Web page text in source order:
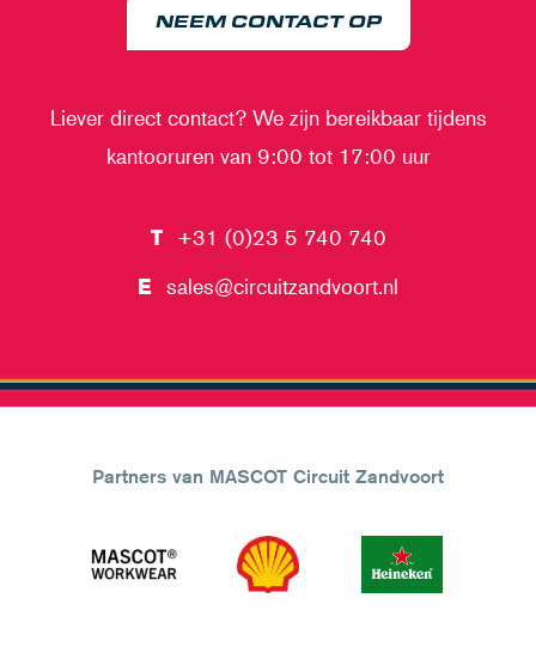
NEEM CONTACT OP
Liever direct contact? We zijn bereikbaar tijdens
kantooruren van 9:00 tot 17:00 uur
T
+31 (0)23 5 740 740
E sales@circuitzandvoort.nl
Partners van MASCOT Circuit Zandvoort